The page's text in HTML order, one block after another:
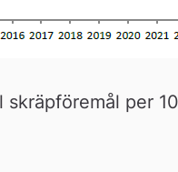
per